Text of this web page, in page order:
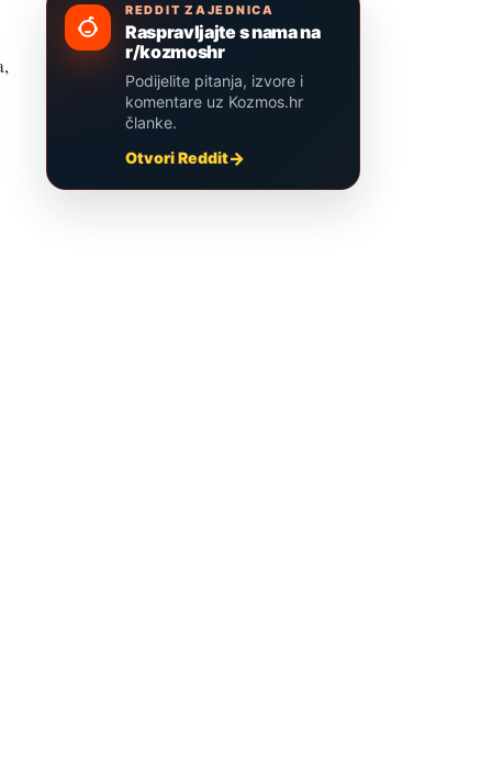
REDDIT ZAJEDNICA
Raspravljajte s nama na
r/kozmoshr
Podijelite pitanja, izvore i
komentare uz Kozmos.hr
članke.
Otvori Reddit